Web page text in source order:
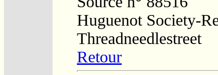
Huguenot Society-
Threadneedlestreet
Retour